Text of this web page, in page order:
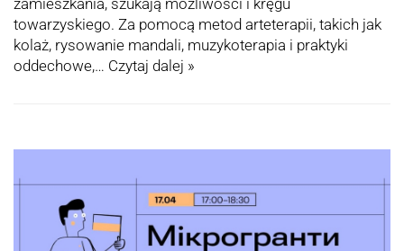
zamieszkania, szukają możliwości i kręgu
towarzyskiego. Za pomocą metod arteterapii, takich jak
kolaż, rysowanie mandali, muzykoterapia i praktyki
oddechowe,… Czytaj dalej »